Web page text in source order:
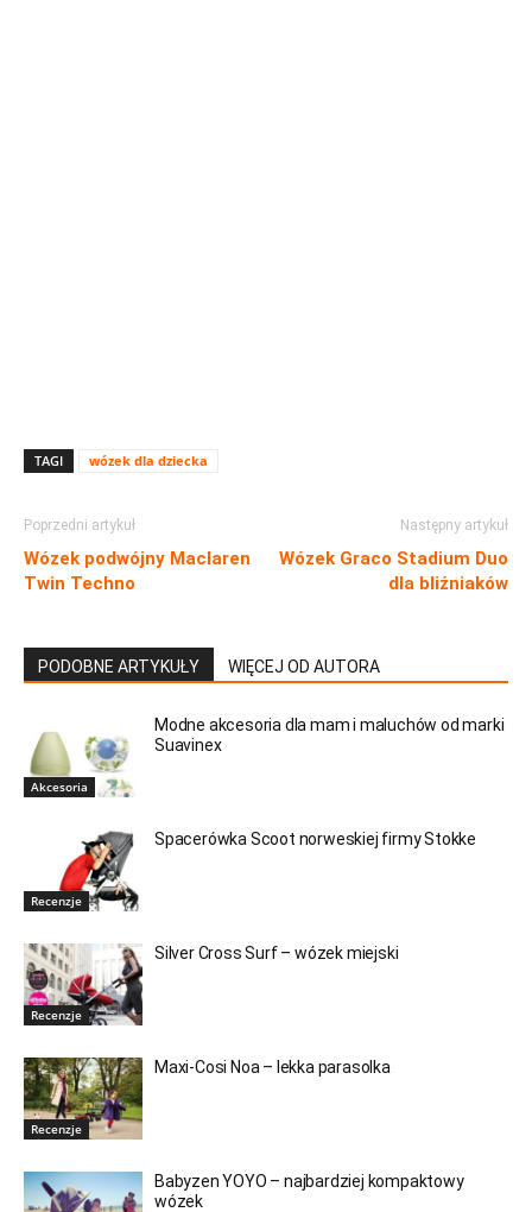
TAGI wózek dla dziecka
Poprzedni artykuł
Wózek podwójny Maclaren
Twin Techno
Następny artykuł
Wózek Graco Stadium Duo
dla bliźniaków
PODOBNE ARTYKUŁY WIĘCEJ OD AUTORA
Akcesoria
Modne akcesoria dla mam i maluchów od marki
Suavinex
Recenzje
Spacerówka Scoot norweskiej firmy Stokke
Recenzje
Silver Cross Surf – wózek miejski
Recenzje
Maxi-Cosi Noa – lekka parasolka
Babyzen YOYO – najbardziej kompaktowy
wózek